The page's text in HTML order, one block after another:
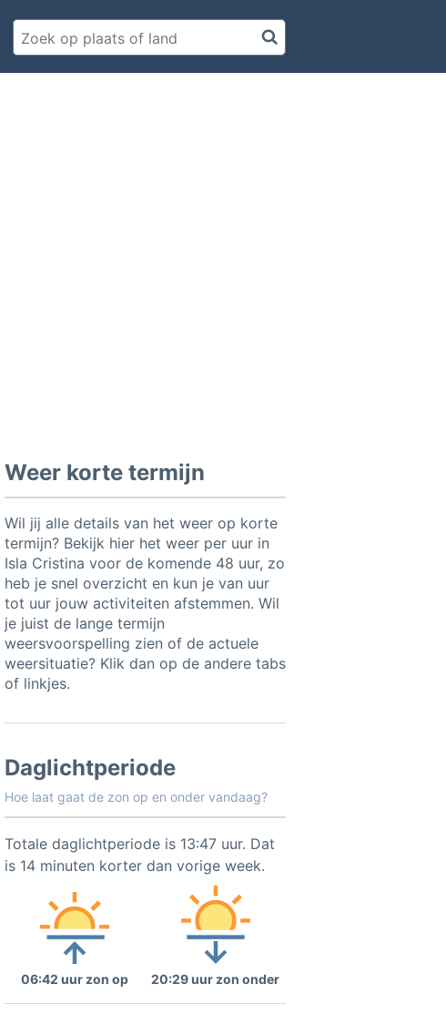
Weer korte termijn
Wil jij alle details van het weer op korte
termijn? Bekijk hier het weer per uur in
Isla Cristina voor de komende 48 uur, zo
heb je snel overzicht en kun je van uur
tot uur jouw activiteiten afstemmen. Wil
je juist de lange termijn
weersvoorspelling zien of de actuele
weersituatie? Klik dan op de andere tabs
of linkjes.
Daglichtperiode
Hoe laat gaat de zon op en onder vandaag?
Totale daglichtperiode is 13:47 uur. Dat
is 14 minuten korter dan vorige week.
06:42 uur zon op 20:29 uur zon onder